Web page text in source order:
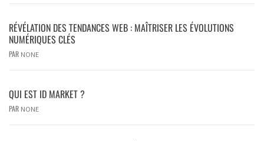
RÉVÉLATION DES TENDANCES WEB : MAÎTRISER LES ÉVOLUTIONS
NUMÉRIQUES CLÉS
PAR NONE
QUI EST ID MARKET ?
PAR NONE